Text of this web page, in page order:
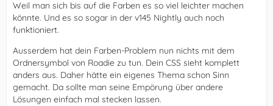
Weil man sich bis auf die Farben es so viel leichter machen
könnte. Und es so sogar in der v145 Nightly auch noch
funktioniert.
Ausserdem hat dein Farben-Problem nun nichts mit dem
Ordnersymbol von Roadie zu tun. Dein CSS sieht komplett
anders aus. Daher hätte ein eigenes Thema schon Sinn
gemacht. Da sollte man seine Empörung über andere
Lösungen einfach mal stecken lassen.